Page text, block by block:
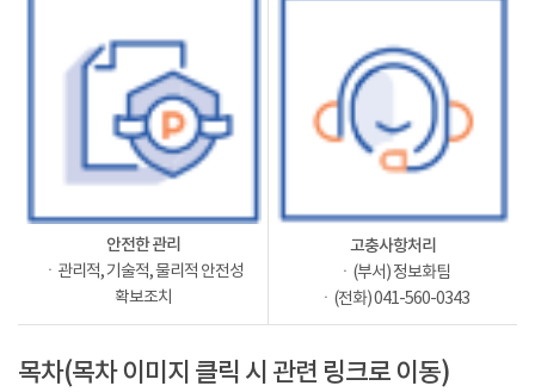
안전한 관리
ㆍ관리적, 기술적, 물리적 안전성
확보조치
고충사항처리
ㆍ(부서) 정보화팀
ㆍ(전화) 041-560-0343
목차(목차 이미지 클릭 시 관련 링크로 이동)